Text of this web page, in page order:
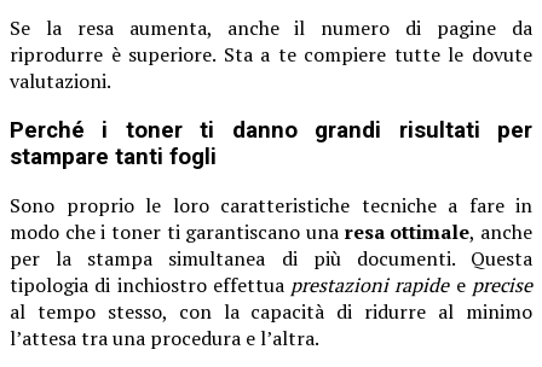
Se la resa aumenta, anche il numero di pagine da
riprodurre è superiore. Sta a te compiere tutte le dovute
valutazioni.
Perché i toner ti danno grandi risultati per
stampare tanti fogli
Sono proprio le loro caratteristiche tecniche a fare in
modo che i toner ti garantiscano una resa ottimale, anche
per la stampa simultanea di più documenti. Questa
tipologia di inchiostro effettua prestazioni rapidee precise
al tempo stesso, con la capacità di ridurre al minimo
l’attesa tra una procedura e l’altra.